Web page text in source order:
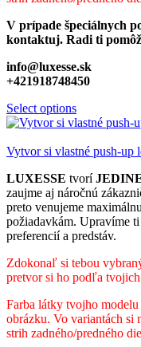
V prípade špeciálnych
kontaktuj. Radi ti
info@luxesse.sk
+421918748450
Select options
Vytvor si vlastné push-
LUXESSE tvorí
zaujme aj náročnú
preto venujeme
požiadavkám. Upravíme
preferencií a predstáv.
Zdokonaľ si tebou
pretvor si ho podľa
Farba látky tvojho
obrázku. Vo variantách si
strih zadného/predného